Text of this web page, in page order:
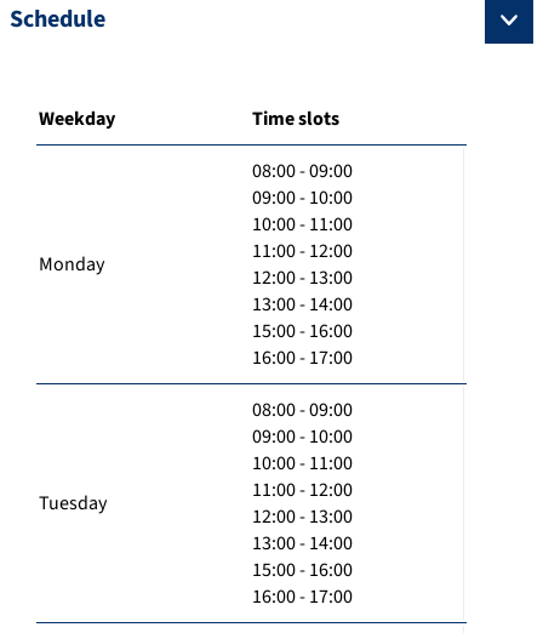
Schedule
Weekday Time slots
Monday
08:00 - 09:00
09:00 - 10:00
10:00 - 11:00
11:00 - 12:00
12:00 - 13:00
13:00 - 14:00
15:00 - 16:00
16:00 - 17:00
Tuesday
08:00 - 09:00
09:00 - 10:00
10:00 - 11:00
11:00 - 12:00
12:00 - 13:00
13:00 - 14:00
15:00 - 16:00
16:00 - 17:00